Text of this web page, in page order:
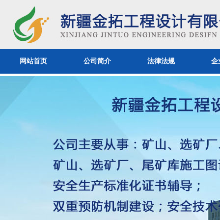
网站首页 公司简介 法律法规 企